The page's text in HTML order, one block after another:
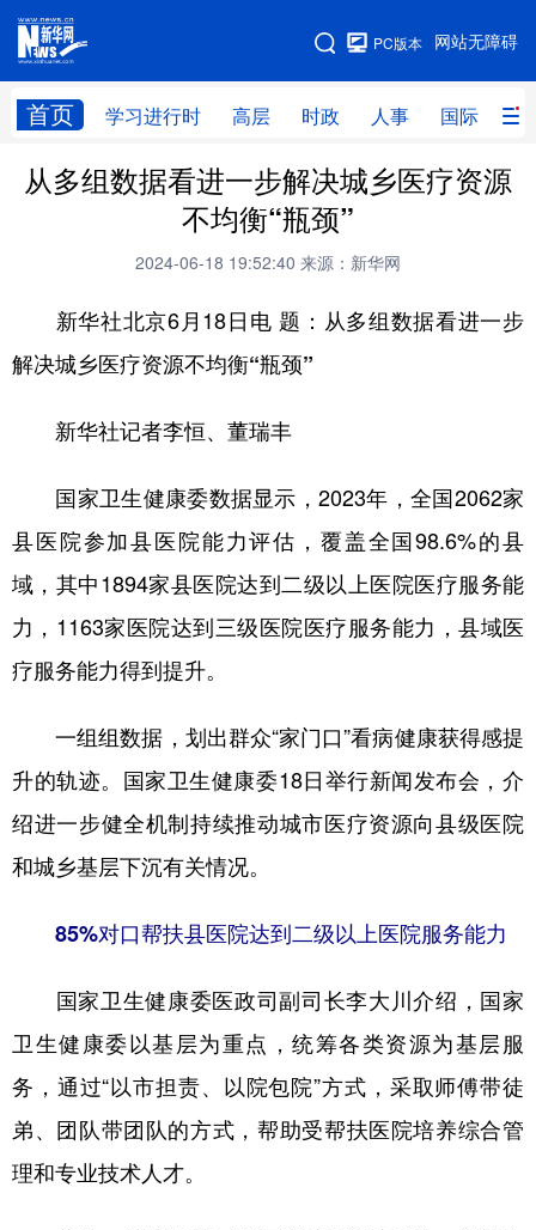
网站无障碍
PC版本
首页 学习进行时 高层 时政 人事 国际 财
网站地图
学习进行时 高层 时政 人事
财经 网评
科技 科创 量子 体育
文化
访谈 视频
食品 人居 信息化 数字经济
学术中国 乡村振兴 银龄 溯源中国
城市 旅游 能源 会展
彩票 娱乐
公益 一带一路 亚太网 上市公司
文化产业
地方频道
北京 天津 河北 山西
山东 河南 湖北 湖南
广东 广西 海南 重庆
四川 贵州
从多组数据看进一步解决城乡医疗资源
不均衡“瓶颈”
2024-06-18 19:52:40 来源：新华网
新华社北京6月18日电 题：从多组数据看进一步
解决城乡医疗资源不均衡“瓶颈”
新华社记者李恒、董瑞丰
国家卫生健康委数据显示，2023年，全国2062家
县医院参加县医院能力评估，覆盖全国98.6%的县
域，其中1894家县医院达到二级以上医院医疗服务能
力，1163家医院达到三级医院医疗服务能力，县域医
疗服务能力得到提升。
一组组数据，划出群众“家门口”看病健康获得感提
升的轨迹。国家卫生健康委18日举行新闻发布会，介
绍进一步健全机制持续推动城市医疗资源向县级医院
和城乡基层下沉有关情况。
85%对口帮扶县医院达到二级以上医院服务能力
国家卫生健康委医政司副司长李大川介绍，国家
卫生健康委以基层为重点，统筹各类资源为基层服
务，通过“以市担责、以院包院”方式，采取师傅带徒
弟、团队带团队的方式，帮助受帮扶医院培养综合管
理和专业技术人才。